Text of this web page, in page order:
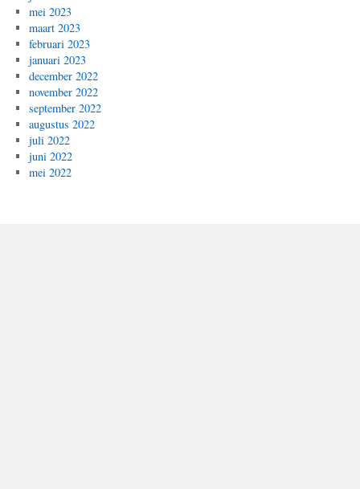
mei 2023
maart 2023
februari 2023
januari 2023
december 2022
november 2022
september 2022
augustus 2022
juli 2022
juni 2022
mei 2022